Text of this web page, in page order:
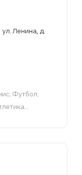
Ленина, д.
Футбол;